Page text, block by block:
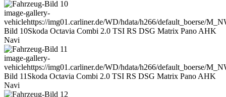
image-gallery-
vehiclehttps://img01.carliner.de/WD/hdata/h266/default_boerse/
Bild 10Skoda Octavia Combi 2.0 TSI RS DSG Matrix Pano AHK
Navi
image-gallery-
vehiclehttps://img01.carliner.de/WD/hdata/h266/default_boerse/
Bild 11 Skoda Octavia Combi 2.0 TSI RS DSG Matrix Pano AHK
Navi